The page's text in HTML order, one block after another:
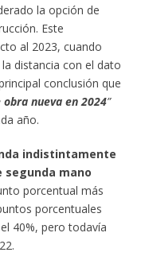
la opción de
Este
al 2023, cuando
distancia con el dato
conclusión que
obra nueva en 2024”
año.
indistintamente
segunda mano
porcentual más
porcentuales
40%, pero todavía